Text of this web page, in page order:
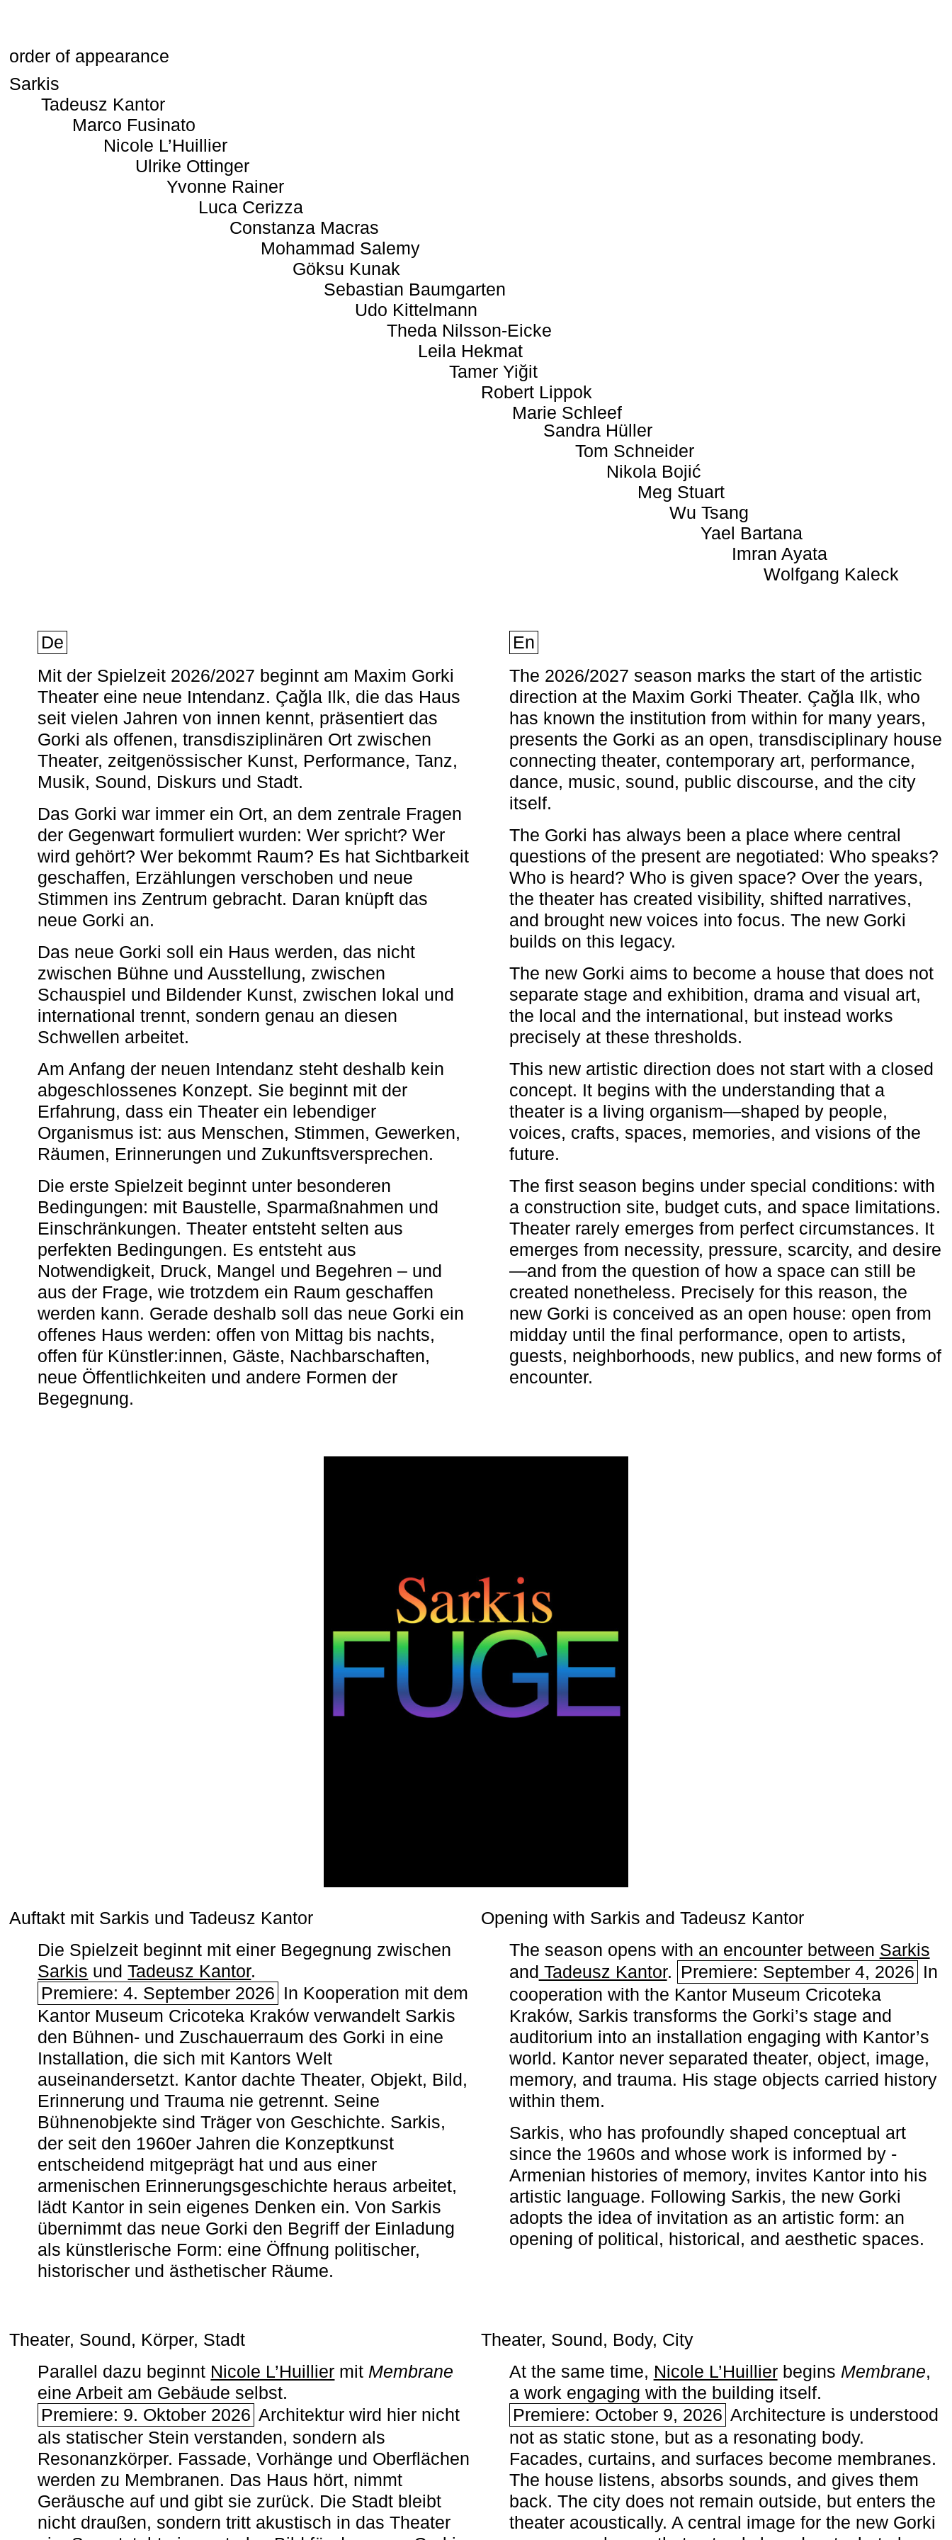
order of appearance
Sarkis
Tadeusz Kantor
Marco Fusinato
Nicole L’Huillier
Ulrike Ottinger
Yvonne Rainer
Luca Cerizza
Constanza Macras
Mohammad Salemy
Göksu Kunak
Sebastian Baumgarten
Udo Kittelmann
Theda Nilsson-Eicke
Leila Hekmat
Tamer Yiğit
Robert Lippok
Marie Schleef
Sandra Hüller
Tom Schneider
Nikola Bojić
Meg Stuart
Wu Tsang
Yael Bartana
Imran Ayata
Wolfgang Kaleck
De
Mit der Spielzeit 2026/2027 beginnt am Maxim Gorki
Theater eine neue Intendanz. Çağla Ilk, die das Haus
seit vielen Jahren von innen kennt, präsentiert das
Gorki als offenen, transdisziplinären Ort zwischen
Theater, zeitgenössischer Kunst, Performance, Tanz,
Musik, Sound, Diskurs und Stadt.
Das Gorki war immer ein Ort, an dem zentrale Fragen
der Gegenwart formuliert wurden: Wer spricht? Wer
wird gehört? Wer bekommt Raum? Es hat Sichtbarkeit
geschaffen, Erzählungen verschoben und neue
Stimmen ins Zentrum gebracht. Daran knüpft das
neue Gorki an.
Das neue Gorki soll ein Haus werden, das nicht
zwischen Bühne und Ausstellung, zwischen
Schauspiel und Bildender Kunst, zwischen lokal und
international trennt, sondern genau an diesen
Schwellen arbeitet.
Am Anfang der neuen Intendanz steht deshalb kein
abgeschlossenes Konzept. Sie beginnt mit der
Erfahrung, dass ein Theater ein lebendiger
Organismus ist: aus Menschen, Stimmen, Gewerken,
Räumen, Erinnerungen und Zukunftsversprechen.
Die erste Spielzeit beginnt unter besonderen
Bedingungen: mit Baustelle, Sparmaßnahmen und
Einschränkungen. Theater entsteht selten aus
perfekten Bedingungen. Es entsteht aus
Notwendigkeit, Druck, Mangel und Begehren – und
aus der Frage, wie trotzdem ein Raum geschaffen
werden kann. Gerade deshalb soll das neue Gorki ein
offenes Haus werden: offen von Mittag bis nachts,
offen für Künstler:innen, Gäste, Nachbarschaften,
neue Öffentlichkeiten und andere Formen der
Begegnung.
En
The 2026/2027 season marks the start of the artistic
direction at the Maxim Gorki Theater. Çağla Ilk, who
has known the institution from within for many years,
presents the Gorki as an open, transdisciplinary house
connecting theater, contemporary art, performance,
dance, music, sound, public discourse, and the city
itself.
The Gorki has always been a place where central
questions of the present are negotiated: Who speaks?
Who is heard? Who is given space? Over the years,
the theater has created visibility, shifted narratives,
and brought new voices into focus. The new Gorki
builds on this legacy.
The new Gorki aims to become a house that does not
separate stage and exhibition, drama and visual art,
the local and the international, but instead works
precisely at these thresholds.
This new artistic direction does not start with a closed
concept. It begins with the understanding that a
theater is a living organism—shaped by people,
voices, crafts, spaces, memories, and visions of the
future.
The first season begins under special conditions: with
a construction site, budget cuts, and space limitations.
Theater rarely emerges from perfect circumstances. It
emerges from necessity, pressure, scarcity, and desire
—and from the question of how a space can still be
created nonetheless. Precisely for this reason, the
new Gorki is conceived as an open house: open from
midday until the final performance, open to artists,
guests, neighborhoods, new publics, and new forms of
encounter.
Auftakt mit Sarkis und Tadeusz Kantor
Die Spielzeit beginnt mit einer Begegnung zwischen
Sarkis undTadeusz Kantor.
Premiere: 4. September 2026 In Kooperation mit dem
Kantor Museum Cricoteka Kraków verwandelt Sarkis
den Bühnen- und Zuschauerraum des Gorki in eine
Installation, die sich mit Kantors Welt
auseinandersetzt. Kantor dachte Theater, Objekt, Bild,
Erinnerung und Trauma nie getrennt. Seine
Bühnenobjekte sind Träger von Geschichte. Sarkis,
der seit den 1960er Jahren die Konzeptkunst
entscheidend mitgeprägt hat und aus einer
armenischen ­Erinnerungsgeschichte heraus arbeitet,
lädt Kantor in sein eigenes Denken ein. Von Sarkis
übernimmt das neue Gorki den Begriff der Einladung
als künstlerische Form: eine Öffnung politischer,
historischer und ästhetischer Räume.
Opening with Sarkis and Tadeusz Kantor
The season opens with an encounter between Sarkis
and Tadeusz Kantor. Premiere: September 4, 2026 In
cooperation with the ­Kantor Museum Cricoteka
Kraków, Sarkis transforms the Gorki’s stage and
auditorium into an installation engaging with Kantor’s
world. Kantor never separated theater, object, image,
memory, and trauma. His stage objects carried history
within them.
Sarkis, who has profoundly shaped conceptual art
since the 1960s and whose work is informed by ­
Armenian histories of memory, invites Kantor into his
artistic language. Following Sarkis, the new Gorki
adopts the idea of invitation as an artistic form: an
opening of political, historical, and aesthetic spaces.
Theater, Sound, Körper, Stadt
Parallel dazu beginnt Nicole L’Huillier mit ­ Membrane
eine Arbeit am Gebäude selbst.
Premiere: 9. Oktober 2026 Architektur wird hier nicht
als statischer Stein verstanden, sondern als
Resonanzkörper. Fassade, Vorhänge und Oberflächen
werden zu Membranen. Das Haus hört, nimmt
Geräusche auf und gibt sie zurück. Die Stadt bleibt
nicht draußen, sondern tritt akustisch in das Theater
Theater, Sound, Body, City
At the same time, Nicole L’Huillierbegins ­ Membrane,
a work engaging with the building itself.
Premiere: October 9, 2026 Architecture is understood
not as static stone, but as a resonating body.
Facades, curtains, and surfaces become membranes.
The house listens, absorbs sounds, and gives them
back. The city does not remain outside, but enters the
theater acoustically. A central image for the new Gorki